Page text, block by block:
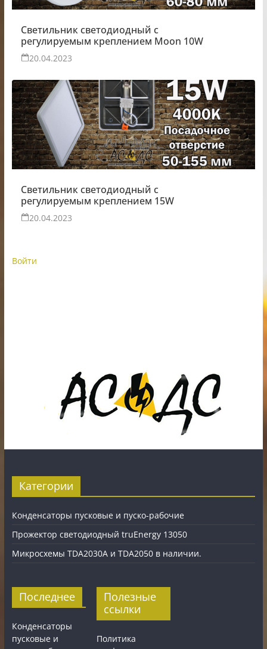
Светильник светодиодный с
регулируемым креплением Moon 10W
20.04.2023
Светильник светодиодный с
регулируемым креплением 15W
20.04.2023
Войти
Категории
Конденсаторы пусковые и пуско-рабочие
Прожектор светодиодный truEnergy 13050
Микросхемы TDA2030A и TDA2050 в наличии.
Последнее
Конденсаторы
пусковые и
Полезные
ссылки
Политика